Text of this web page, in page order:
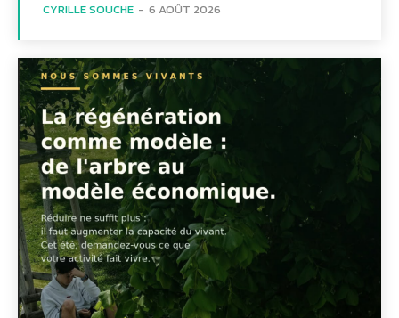
CYRILLE SOUCHE - 6 AOÛT 2026